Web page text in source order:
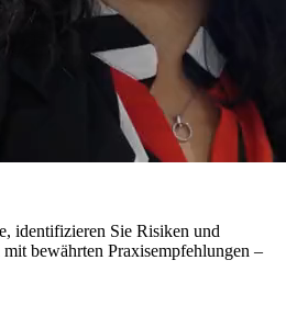
identifizieren Sie Risiken und
bewährten Praxisempfehlungen –